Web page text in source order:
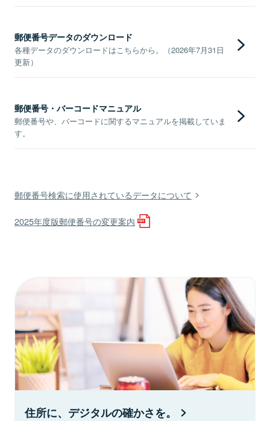
郵便番号データのダウンロード
各種データのダウンロードはこちらから。（2026年7月31日
更新）
郵便番号・バーコードマニュアル
郵便番号や、バーコードに関するマニュアルを掲載していま
す。
郵便番号検索に使用されているデータについて
2025年度版郵便番号の変更案内
住所に、デジタルの確かさを。